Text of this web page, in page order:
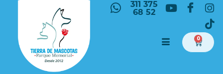
311 375
68 52
0